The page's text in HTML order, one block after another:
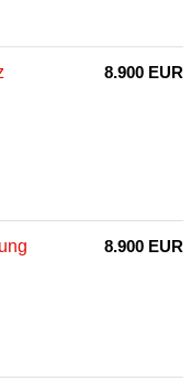
8.900 EUR
8.900 EUR